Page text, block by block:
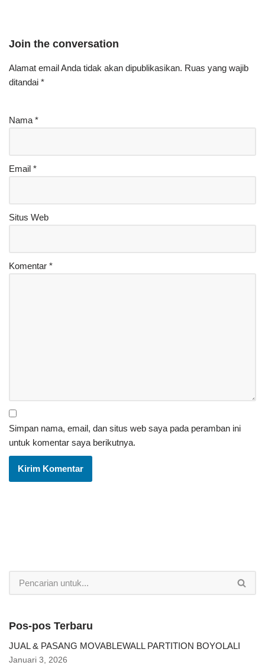
Join the conversation
Alamat email Anda tidak akan dipublikasikan. Ruas yang wajib
ditandai *
Nama *
Email *
Situs Web
Komentar *
Simpan nama, email, dan situs web saya pada peramban ini
untuk komentar saya berikutnya.
Pos-pos Terbaru
JUAL & PASANG MOVABLEWALL PARTITION BOYOLALI
Januari 3, 2026